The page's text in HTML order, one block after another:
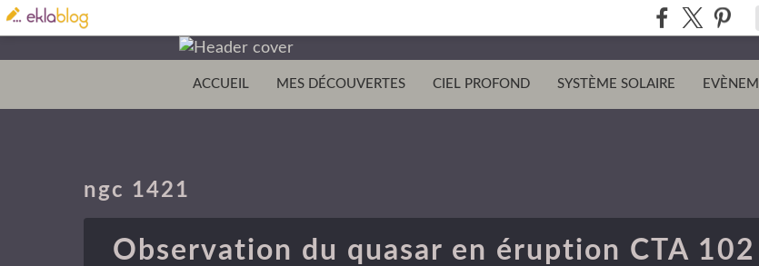
ACCUEIL MES DÉCOUVERTES CIEL PROFOND SYSTÈME SOLAIRE
ngc 1421
Observation du quasar en éruption CTA 102